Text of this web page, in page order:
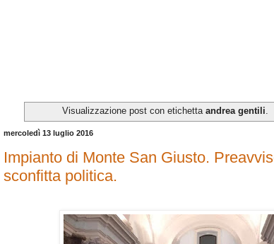
Visualizzazione post con etichettaandrea gentili
mercoledì 13 luglio 2016
Impianto di Monte San Giusto.
sconfitta politica.